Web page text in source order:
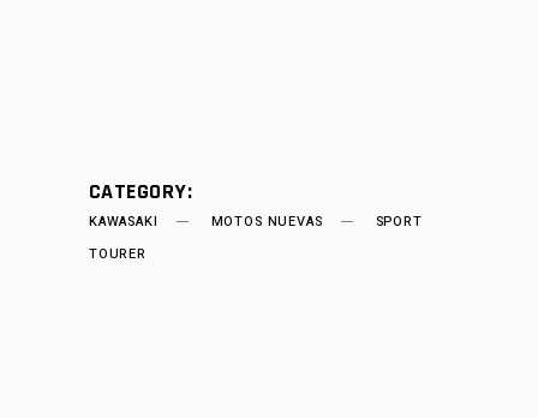
CATEGORY:
KAWASAKI MOTOS NUEVAS
SPORT
TOURER